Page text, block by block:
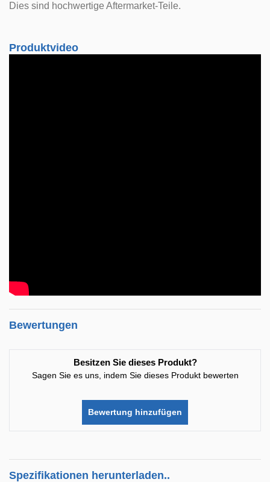
Dies sind hochwertige Aftermarket-Teile.
Produktvideo
Bewertungen
Besitzen Sie dieses Produkt?
Sagen Sie es uns, indem Sie dieses Produkt bewerten
Bewertung hinzufügen
Spezifikationen herunterladen..